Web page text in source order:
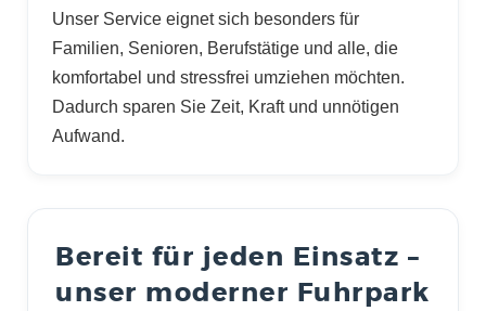
Unser Service eignet sich besonders für
Familien, Senioren, Berufstätige und alle, die
komfortabel und stressfrei umziehen möchten.
Dadurch sparen Sie Zeit, Kraft und unnötigen
Aufwand.
Bereit für jeden Einsatz –
unser moderner Fuhrpark